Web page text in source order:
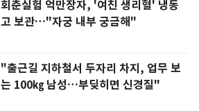
회춘실험 억만장자, '여친 생리혈' 냉동
고 보관…"자궁 내부 궁금해"
"출근길 지하철서 두자리 차지, 업무 보
는 100㎏ 남성…부딪히면 신경질"